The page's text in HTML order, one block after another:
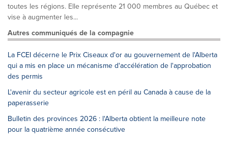
toutes les régions. Elle représente 21 000 membres au Québec et
vise à augmenter les...
Autres communiqués de la compagnie
La FCEI décerne le Prix Ciseaux d'or au gouvernement de l'Alberta
qui a mis en place un mécanisme d'accélération de l'approbation
des permis
L'avenir du secteur agricole est en péril au Canada à cause de la
paperasserie
Bulletin des provinces 2026 : l'Alberta obtient la meilleure note
pour la quatrième année consécutive